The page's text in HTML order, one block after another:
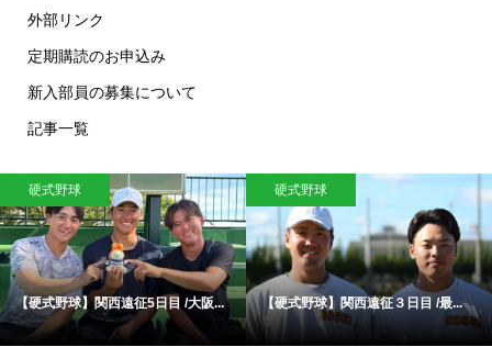
外部リンク
定期購読のお申込み
新入部員の募集について
記事一覧
硬式野球
【硬式野球】関西遠征5日目 /大阪...
硬式野球
【硬式野球】関西遠征３日目 /最...